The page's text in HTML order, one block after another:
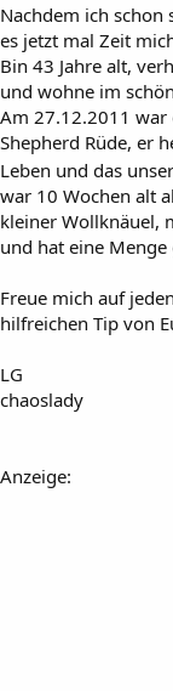
Nachdem ich schon
es jetzt mal Zeit
Bin 43 Jahre alt,
und wohne im
Am 27.12.2011 war
Shepherd Rüde, er
Leben und das
war 10 Wochen alt
kleiner Wollknäuel,
und hat eine Menge
Freue mich auf
hilfreichen Tip von
LG
chaoslady
Anzeige: